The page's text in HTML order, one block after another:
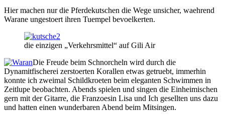
Hier machen nur die Pferdekutschen die Wege unsicher, waehrend
Warane ungestoert ihren Tuempel bevoelkerten.
die einzigen „Verkehrsmittel“ auf Gili Air
Die Freude beim Schnorcheln wird durch die
Dynamitfischerei zerstoerten Korallen etwas getruebt, immerhin
konnte ich zweimal Schildkroeten beim eleganten Schwimmen in
Zeitlupe beobachten. Abends spielen und singen die Einheimischen
gern mit der Gitarre, die Franzoesin Lisa und Ich gesellten uns dazu
und hatten einen wunderbaren Abend beim Mitsingen.